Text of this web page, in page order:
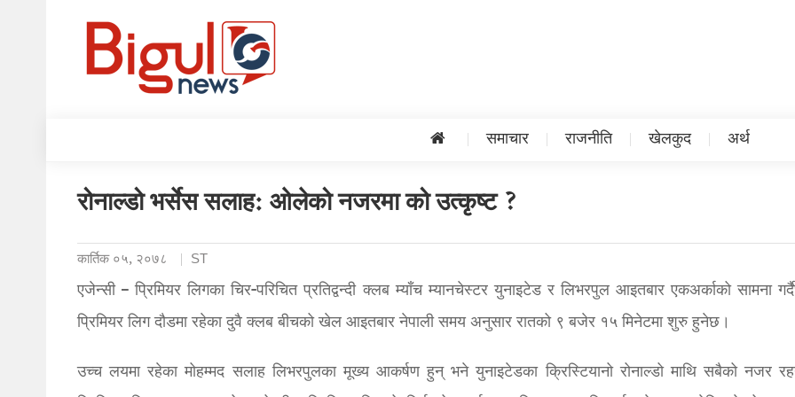
समाचार राजनीति खेलकुद अर्थ
रोनाल्डो भर्सेस सलाह: ओलेको नजरमा को उत्कृष्ट ?
कार्तिक ०५, २०७८ ST
एजेन्सी – प्रिमियर लिगका चिर-परिचित प्रतिद्वन्दी क्लब म्याँच म्यानचेस्टर युनाइटेड र लिभरपुल आइतबार एकअर्काको सामना
प्रिमियर लिग दौडमा रहेका दुवै क्लब बीचको खेल आइतबार नेपाली समय अनुसार रातको ९ बजेर १५ मिनेटमा शुरु हुनेछ।
उच्च लयमा रहेका मोहम्मद सलाह लिभरपुलका मूख्य आकर्षण हुन् भने युनाइटेडका क्रिस्टियानो रोनाल्डो माथि सबैको नजर